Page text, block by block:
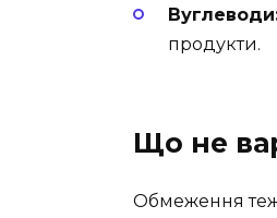
продукти.
Що не
Обмеження теж